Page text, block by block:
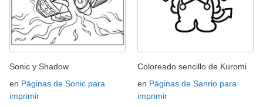
Sonic y Shadow
en Páginas de Sonic para
imprimir
Coloreado sencillo de Kuromi
en Páginas de Sanrio para
imprimir